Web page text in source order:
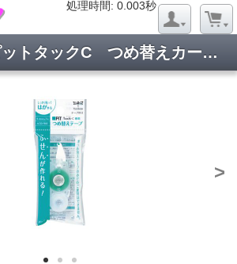
処理時間: 0.003秒
テープのリ ピットタックC つめ替えカートリッジ PR-CK
>